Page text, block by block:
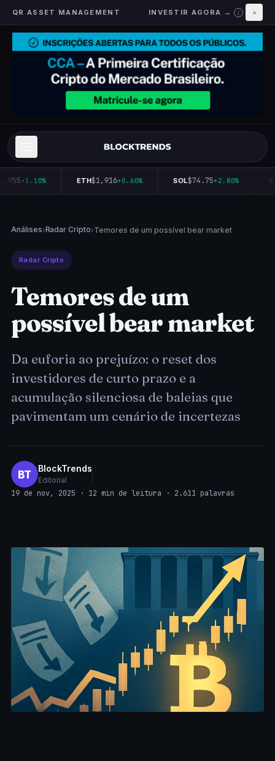
QR ASSET MANAGEMENT INVESTIR AGORA → i ×
+1.10% ETH$1,916+0.60% SOL$74.75+2.80%
Análises›Radar Cripto›Temores de um possível bear market
Radar Cripto
Temores de um
possível bear market
Da euforia ao prejuízo: o reset dos
investidores de curto prazo e a
acumulação silenciosa de baleias que
pavimentam um cenário de incertezas
BT
BlockTrends
Editorial
19 de nov, 2025 · 12 min de leitura · 2.611 palavras